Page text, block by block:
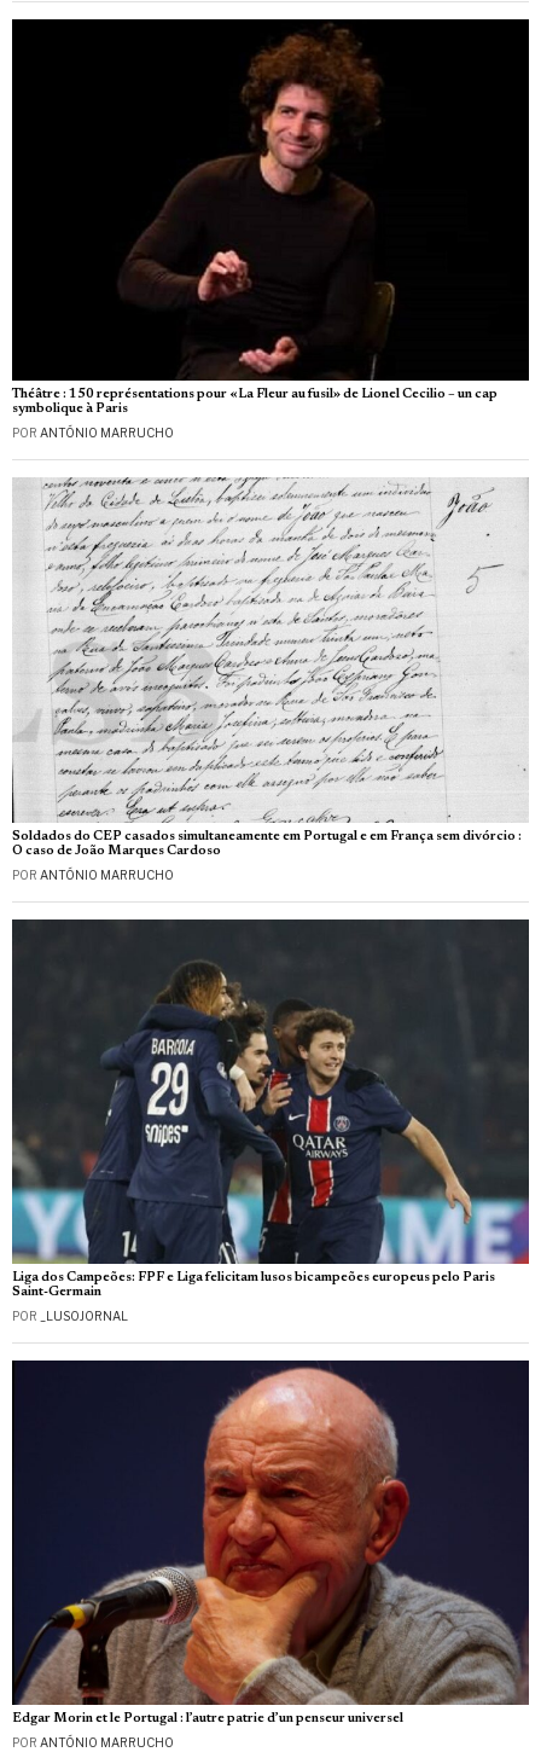
Théâtre : 150 représentations pour «La Fleur au fusil» de Lionel Cecilio – un cap
symbolique à Paris
POR ANTÓNIO MARRUCHO
Soldados do CEP casados simultaneamente em Portugal e em França sem divórcio :
O caso de João Marques Cardoso
POR ANTÓNIO MARRUCHO
Liga dos Campeões: FPF e Liga felicitam lusos bicampeões europeus pelo Paris
Saint-Germain
POR _LUSOJORNAL
Edgar Morin et le Portugal : l’autre patrie d’un penseur universel
POR ANTÓNIO MARRUCHO